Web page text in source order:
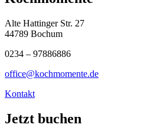
Alte Hattinger Str. 27
44789 Bochum
0234 – 97886886
office@kochmomente.de
Kontakt
Jetzt buchen